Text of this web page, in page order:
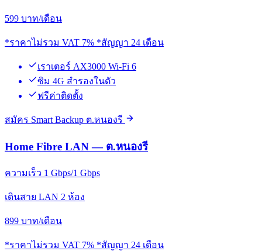
599 บาท/เดือน
*ราคาไม่รวม VAT 7% *สัญญา 24 เดือน
เราเตอร์ AX3000 Wi-Fi 6
ซิม 4G สำรองในตัว
ฟรีค่าติดตั้ง
สมัคร Smart Backup ต.หนองรี
Home Fibre LAN — ต.หนองรี
ความเร็ว 1 Gbps/1 Gbps
เดินสาย LAN 2 ห้อง
899 บาท/เดือน
*ราคาไม่รวม VAT 7% *สัญญา 24 เดือน